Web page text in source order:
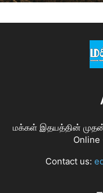
மக்கள் இதயத்தின்
Online
Contact us: